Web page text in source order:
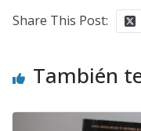
Share This Post:
También